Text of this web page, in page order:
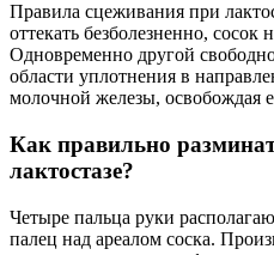
Правила сцеживания при
оттекать безболезненно, сосок
Одновременно другой
области уплотнения в
молочной железы, освобождая
Как правильно
лактостазе?
Четыре пальца руки
палец над ареалом соска.